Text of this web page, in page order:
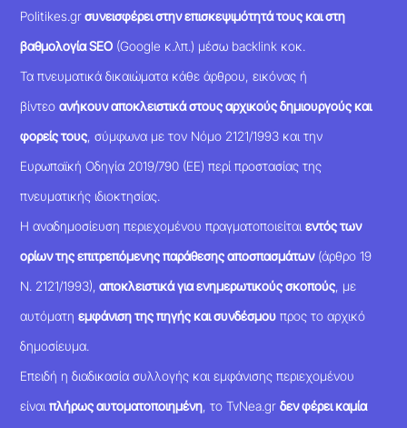
Politikes.grσυνεισφέρει στην επισκεψιμότητά τους και στη
βαθμολογία SEO (Google κ.λπ.) μέσω backlink κοκ.
Τα πνευματικά δικαιώματα κάθε άρθρου, εικόνας ή
βίντεοανήκουν αποκλειστικά στους αρχικούς δημιουργούς και
φορείς τους , σύμφωνα με τον Νόμο 2121/1993 και την
Ευρωπαϊκή Οδηγία 2019/790 (ΕΕ) περί προστασίας της
πνευματικής ιδιοκτησίας.
Η αναδημοσίευση περιεχομένου πραγματοποιείταιεντός των
ορίων της επιτρεπόμενης παράθεσης αποσπασμάτων(άρθρο 19
Ν. 2121/1993), αποκλειστικά για ενημερωτικούς σκοπούς , με
αυτόματηεμφάνιση της πηγής και συνδέσμου προς το αρχικό
δημοσίευμα.
Επειδή η διαδικασία συλλογής και εμφάνισης περιεχομένου
είναιπλήρως αυτοματοποιημένη , το TvNea.grδεν φέρει καμία